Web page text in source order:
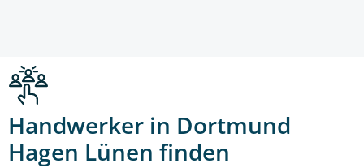
Handwerker in Dortmund
Hagen Lünen finden